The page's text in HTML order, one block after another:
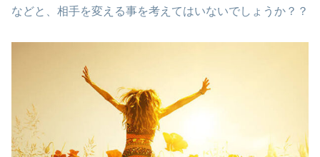
などと、相手を変える事を考えてはいないでしょうか？？